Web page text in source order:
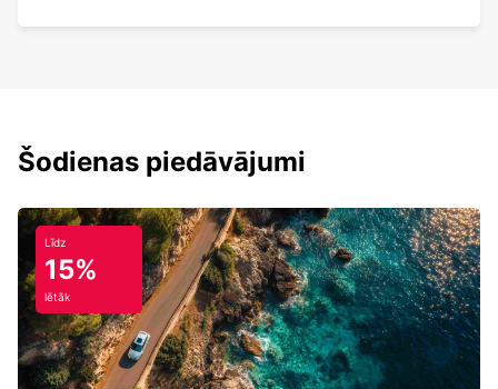
Šodienas piedāvājumi
Līdz
15%
lētāk